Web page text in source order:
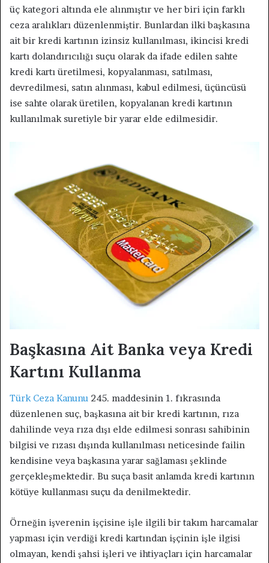
üç kategori altında ele alınmıştır ve her biri için farklı
ceza aralıkları düzenlenmiştir. Bunlardan ilki başkasına
ait bir kredi kartının izinsiz kullanılması, ikincisi kredi
kartı dolandırıcılığı suçu olarak da ifade edilen sahte
kredi kartı üretilmesi, kopyalanması, satılması,
devredilmesi, satın alınması, kabul edilmesi, üçüncüsü
ise sahte olarak üretilen, kopyalanan kredi kartının
kullanılmak suretiyle bir yarar elde edilmesidir.
Başkasına Ait Banka veya Kredi
Kartını Kullanma
Türk Ceza Kanunu 245. maddesinin 1. fıkrasında
düzenlenen suç, başkasına ait bir kredi kartının, rıza
dahilinde veya rıza dışı elde edilmesi sonrası sahibinin
bilgisi ve rızası dışında kullanılması neticesinde failin
kendisine veya başkasına yarar sağlaması şeklinde
gerçekleşmektedir. Bu suça basit anlamda kredi kartının
kötüye kullanması suçu da denilmektedir.
Örneğin işverenin işçisine işle ilgili bir takım harcamalar
yapması için verdiği kredi kartından işçinin işle ilgisi
olmayan, kendi şahsi işleri ve ihtiyaçları için harcamalar